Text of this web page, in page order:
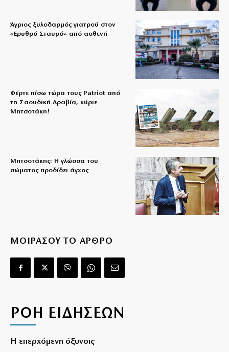
Άγριος ξυλοδαρμός γιατρού στον
«Ερυθρό Σταυρό» από ασθενή
Φέρτε πίσω τώρα τους Patriot από
τη Σαουδική Αραβία, κύριε
Μητσοτάκη!
Μητσοτάκης: Η γλώσσα του
σώματος προδίδει άγχος
ΜΟΙΡΑΣΟΥ ΤΟ ΑΡΘΡΟ
ΡΟΗ ΕΙΔΗΣΕΩΝ
Η επερχόμενη όξυνσις